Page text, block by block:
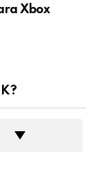
Xbox